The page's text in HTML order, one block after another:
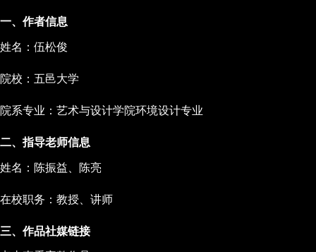
一、作者信息
姓名：伍松俊
院校：五邑大学
院系专业：艺术与设计学院环境设计专业
二、指导老师信息
姓名：陈振益、陈亮
在校职务：教授、讲师
三、作品社媒链接